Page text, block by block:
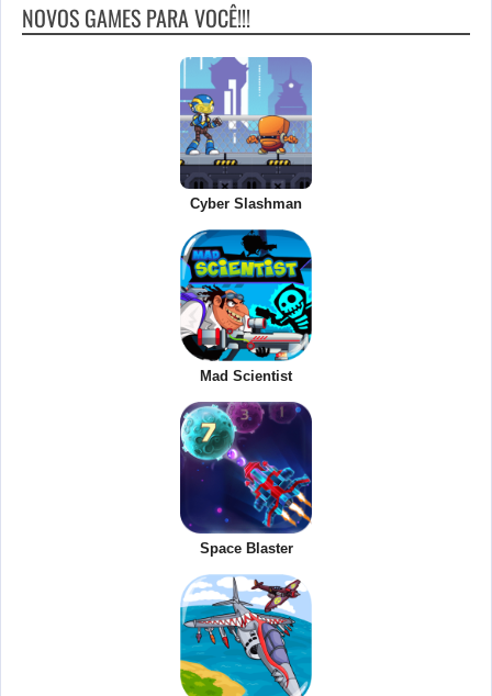
NOVOS GAMES PARA VOCÊ!!!
Cyber Slashman
Mad Scientist
Space Blaster